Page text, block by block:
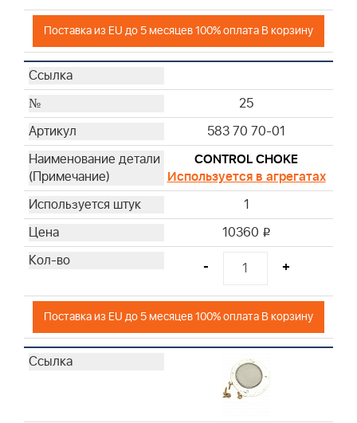
Поставка из EU до 5 месяцев 100% оплата В корзину
25
583 70 70-01
CONTROL CHOKE
Используется в агрегатах
1
10360 i
- +
Поставка из EU до 5 месяцев 100% оплата В корзину